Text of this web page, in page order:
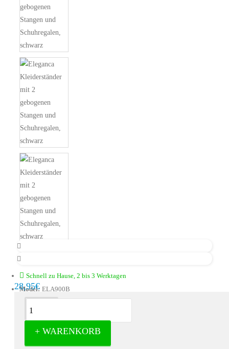
Schnell zu Hause, 2 bis 3 Werktagen
Model: ELA900B
28,95€
+ WARENKORB
Beschreibung
Eleganca Kleiderständer - 2 gebogene